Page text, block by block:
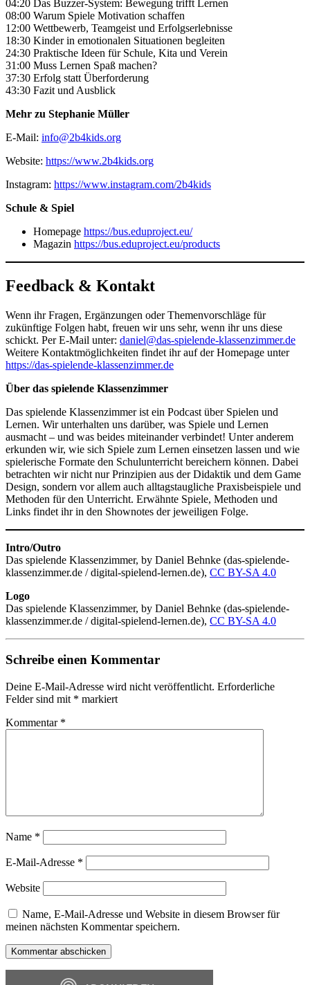
04:20 Das Buzzer-System: Bewegung trifft Lernen
08:00 Warum Spiele Motivation schaffen
12:00 Wettbewerb, Teamgeist und Erfolgserlebnisse
18:30 Kinder in emotionalen Situationen begleiten
24:30 Praktische Ideen für Schule, Kita und Verein
31:00 Muss Lernen Spaß machen?
37:30 Erfolg statt Überforderung
43:30 Fazit und Ausblick
Mehr zu Stephanie Müller
E-Mail: info@2b4kids.org
Website: https://www.2b4kids.org
Instagram: https://www.instagram.com/2b4kids
Schule & Spiel
Homepage https://bus.eduproject.eu/
Magazin https://bus.eduproject.eu/products
Feedback & Kontakt
Wenn ihr Fragen, Ergänzungen oder Themenvorschläge für
zukünftige Folgen habt, freuen wir uns sehr, wenn ihr uns diese
schickt. Per E-Mail unter: daniel@das-spielende-klassenzimmer.de
Weitere Kontaktmöglichkeiten findet ihr auf der Homepage unter
https://das-spielende-klassenzimmer.de
Über das spielende Klassenzimmer
Das spielende Klassenzimmer ist ein Podcast über Spielen und
Lernen. Wir unterhalten uns darüber, was Spiele und Lernen
ausmacht – und was beides miteinander verbindet! Unter anderem
erkunden wir, wie sich Spiele zum Lernen einsetzen lassen und wie
spielerische Formate den Schulunterricht bereichern können. Dabei
betrachten wir nicht nur Prinzipien aus der Didaktik und dem Game
Design, sondern vor allem auch alltagstaugliche Praxisbeispiele und
Methoden für den Unterricht. Erwähnte Spiele, Methoden und
Links findet ihr in den Shownotes der jeweiligen Folge.
Intro/Outro
Das spielende Klassenzimmer, by Daniel Behnke (das-spielende-
klassenzimmer.de / digital-spielend-lernen.de), CC BY-SA 4.0
Logo
Das spielende Klassenzimmer, by Daniel Behnke (das-spielende-
klassenzimmer.de / digital-spielend-lernen.de), CC BY-SA 4.0
Schreibe einen Kommentar
Deine E-Mail-Adresse wird nicht veröffentlicht. Erforderliche
Felder sind mit * markiert
Kommentar *
Name *
E-Mail-Adresse *
Website
Name, E-Mail-Adresse und Website in diesem Browser für
meinen nächsten Kommentar speichern.